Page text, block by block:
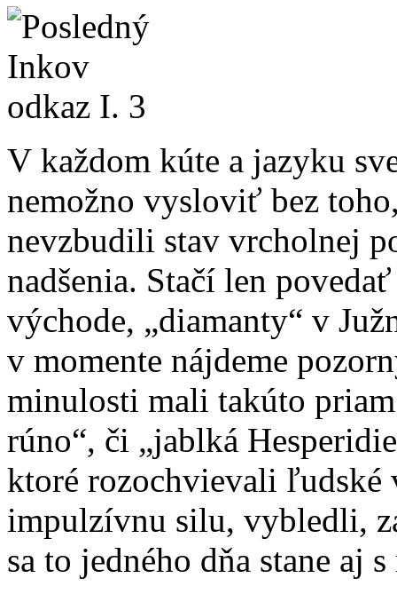
V každom kúte a jazyku
nemožno vysloviť bez
nevzbudili stav vrcholnej
nadšenia. Stačí len
východe, „diamanty“ v
v momente nájdeme
minulosti mali takúto
rúno“, či „jablká
ktoré rozochvievali ľudské
impulzívnu silu, vybledli,
sa to jedného dňa stane aj